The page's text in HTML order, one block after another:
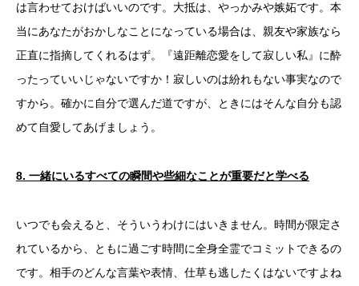
は言わせておけばいいのです。大抵は、やっかみや嫉妬です。本
当にあなたがおかしなことになっている場合は、親友や家族なら
正直に指摘してくれるはず。『遠距離恋愛をして寂しい私』に酔
ったっていいじゃないですか！寂しいのは紛れもない事実なので
すから。確かに自分で選んだ道ですが、ときにはそんな自分も認
めて自愛してあげましょう。
8. 一緒にいるすべての瞬間や些細なことが重要だと学べる
いつでも会えると、そういうわけにはいきません。時間が限定さ
れているから、ともに過ごす時間に全身全霊でコミットできるの
です。相手のどんな言葉や表情、仕草も逃したくはないですよね